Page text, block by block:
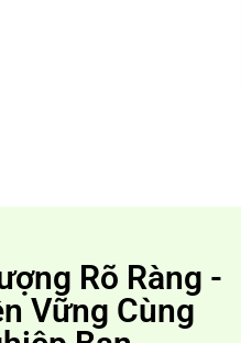
Rõ Ràng -
Vững Cùng